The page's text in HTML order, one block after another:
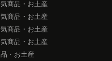
商品・お土産
商品・お土産
商品・お土産
商品・お土産
・お土産